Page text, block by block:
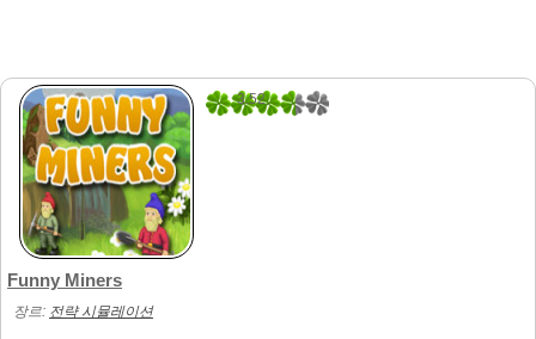
3.52
Funny Miners
장르: 전략 시뮬레이션